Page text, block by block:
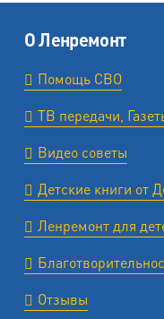
О Ленремонт
Помощь СВО
ТВ передачи,
Видео советы
Детские книги от
Ленремонт для
Отзывы